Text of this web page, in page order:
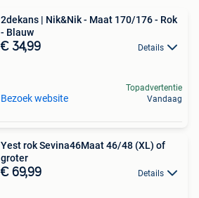
2dekans | Nik&Nik - Maat 170/176 - Rok
- Blauw
€ 34,99 Details
Bezoek website
Topadvertentie
Vandaag
Yest rok Sevina46Maat 46/48 (XL) of
groter
€ 69,99 Details